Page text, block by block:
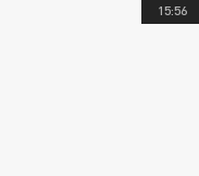
15:56